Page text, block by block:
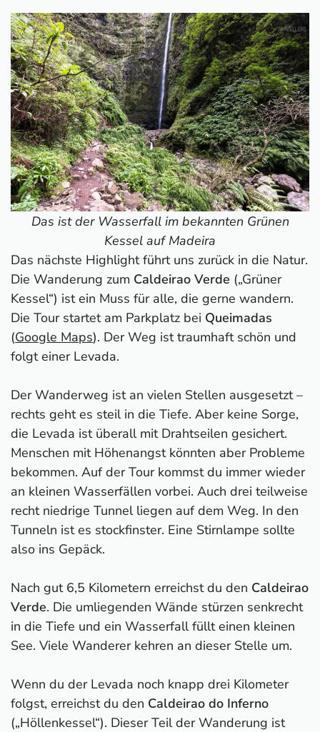
Das ist der Wasserfall im bekannten Grünen
Kessel auf Madeira
Das nächste Highlight führt uns zurück in die Natur.
Die Wanderung zum Caldeirao Verde („Grüner
Kessel“) ist ein Muss für alle, die gerne wandern.
Die Tour startet am Parkplatz bei Queimadas
(Google Maps). Der Weg ist traumhaft schön und
folgt einer Levada.
Der Wanderweg ist an vielen Stellen ausgesetzt –
rechts geht es steil in die Tiefe. Aber keine Sorge,
die Levada ist überall mit Drahtseilen gesichert.
Menschen mit Höhenangst könnten aber Probleme
bekommen. Auf der Tour kommst du immer wieder
an kleinen Wasserfällen vorbei. Auch drei teilweise
recht niedrige Tunnel liegen auf dem Weg. In den
Tunneln ist es stockfinster. Eine Stirnlampe sollte
also ins Gepäck.
Nach gut 6,5 Kilometern erreichst du den Caldeirao
Verde. Die umliegenden Wände stürzen senkrecht
in die Tiefe und ein Wasserfall füllt einen kleinen
See. Viele Wanderer kehren an dieser Stelle um.
Wenn du der Levada noch knapp drei Kilometer
folgst, erreichst du den Caldeirao do Inferno
(„Höllenkessel“). Dieser Teil der Wanderung ist